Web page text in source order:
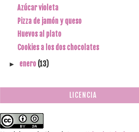
Azúcar violeta
Pizza de jamón y queso
Huevos al plato
Cookies a los dos chocolates
► enero (13)
LICENCIA